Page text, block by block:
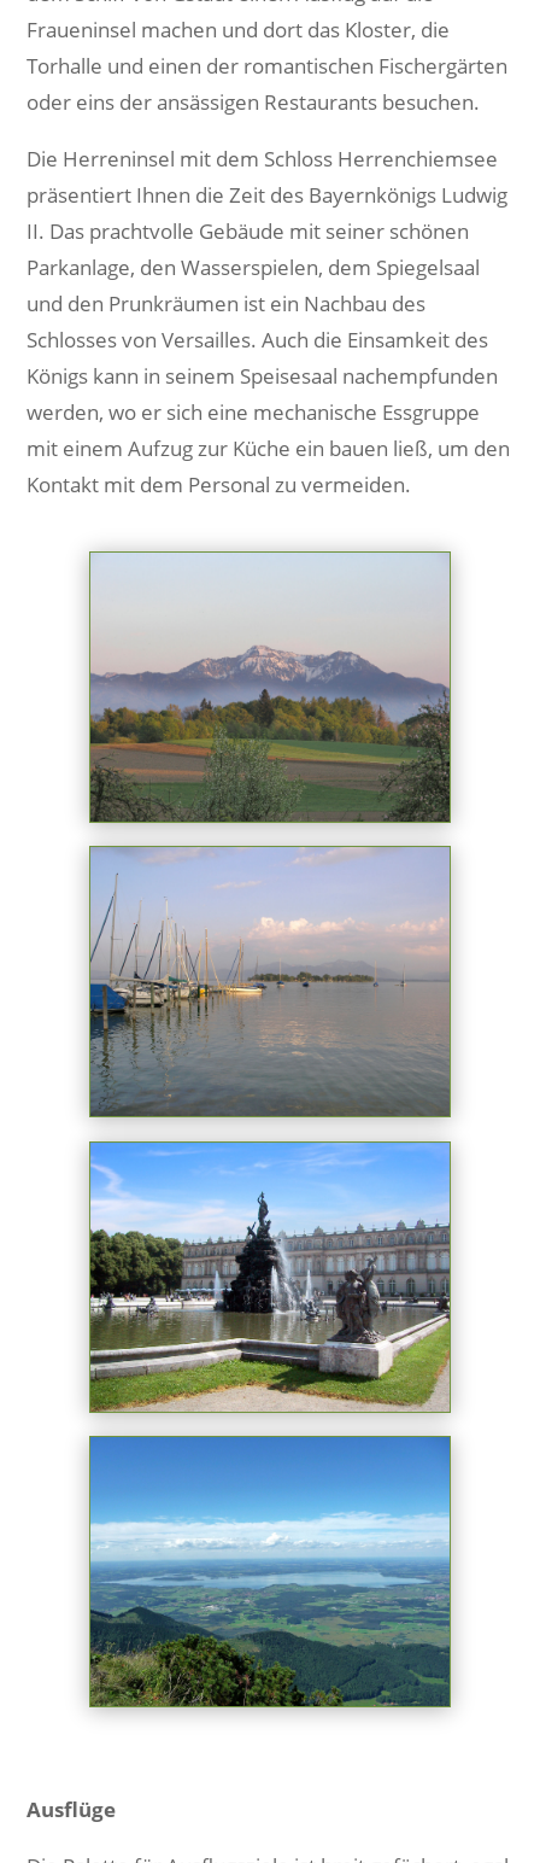
Fraueninsel machen und dort das Kloster, die
Torhalle und einen der romantischen Fischergärten
oder eins der ansässigen Restaurants besuchen.
Die Herreninsel mit dem Schloss Herrenchiemsee
präsentiert Ihnen die Zeit des Bayernkönigs Ludwig
II. Das prachtvolle Gebäude mit seiner schönen
Parkanlage, den Wasserspielen, dem Spiegelsaal
und den Prunkräumen ist ein Nachbau des
Schlosses von Versailles. Auch die Einsamkeit des
Königs kann in seinem Speisesaal nachempfunden
werden, wo er sich eine mechanische Essgruppe
mit einem Aufzug zur Küche ein bauen ließ, um den
Kontakt mit dem Personal zu vermeiden.
Ausflüge